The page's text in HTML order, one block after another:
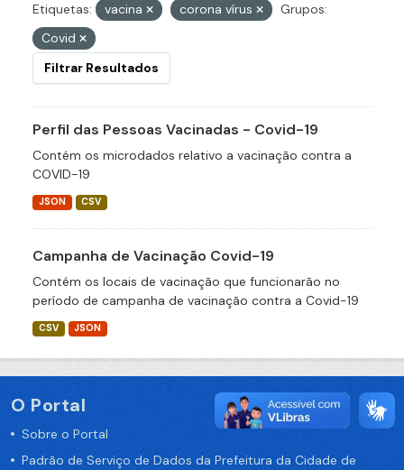
Etiquetas: vacina corona vírus
Grupos:
Covid
Filtrar Resultados
Perfil das Pessoas Vacinadas - Covid-19
Contém os microdados relativo a vacinação contra a
COVID-19
JSON CSV
Campanha de Vacinação Covid-19
Contém os locais de vacinação que funcionarão no
período de campanha de vacinação contra a Covid-19
CSV JSON
O Portal
Sobre o Portal
Padrão de Serviço de Dados da Prefeitura da Cidade de